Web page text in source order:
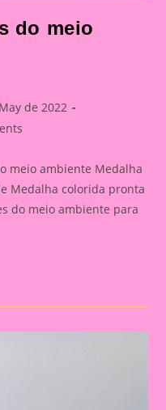
do meio
de 2022
meio ambiente Medalha
Medalha colorida pronta
do meio ambiente para